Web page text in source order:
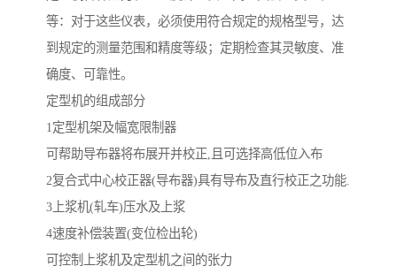
等：对于这些仪表，必须使用符合规定的规格型号，达
到规定的测量范围和精度等级；定期检查其灵敏度、准
确度、可靠性。
定型机的组成部分
1定型机架及幅宽限制器
可帮助导布器将布展开并校正,且可选择高低位入布
2复合式中心校正器(导布器)具有导布及直行校正之功能.
3上浆机(轧车)压水及上浆
4速度补偿装置(变位检出轮)
可控制上浆机及定型机之间的张力